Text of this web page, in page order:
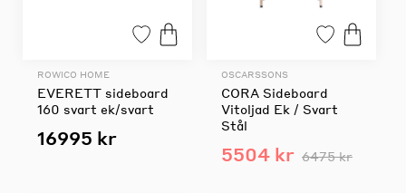
ROWICO HOME
EVERETT sideboard
160 svart ek/svart
16995 kr
OSCARSSONS
CORA Sideboard
Vitoljad Ek / Svart
Stål
5504 kr 6475 kr